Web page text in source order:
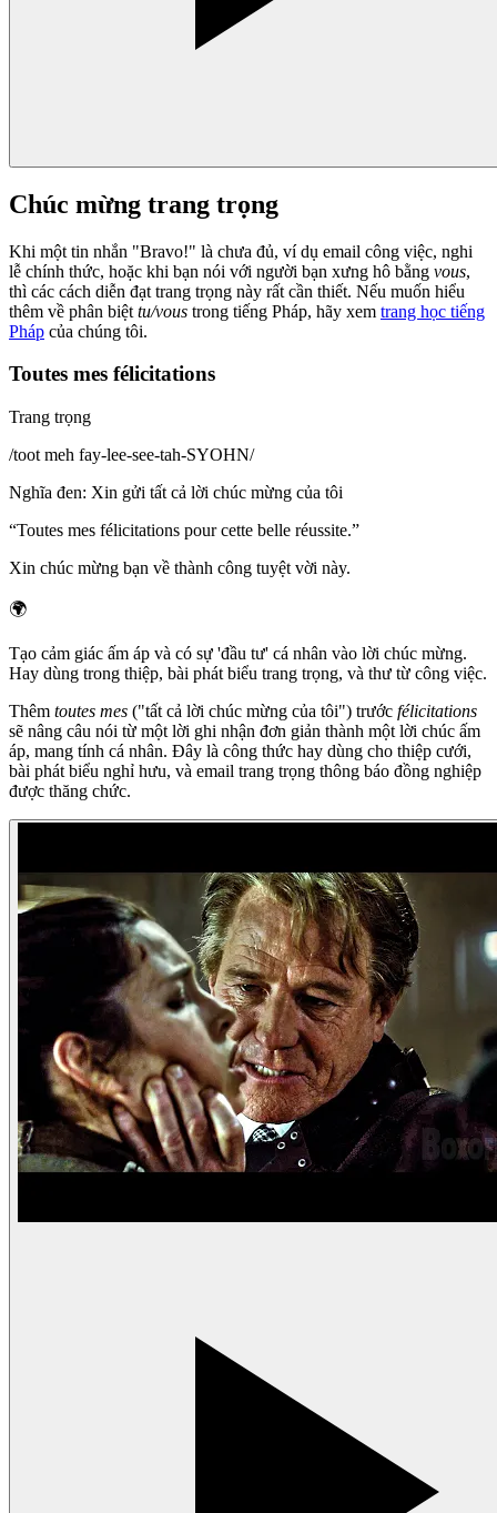
Chúc mừng trang trọng
Khi một tin nhắn "Bravo!" là chưa đủ, ví dụ email công việc, nghi
lễ chính thức, hoặc khi bạn nói với người bạn xưng hô bằng vous,
thì các cách diễn đạt trang trọng này rất cần thiết. Nếu muốn hiểu
thêm về phân biệt tu/vous trong tiếng Pháp, hãy xem trang học tiếng
Pháp của chúng tôi.
Toutes mes félicitations
Trang trọng
/toot meh fay-lee-see-tah-SYOHN/
Nghĩa đen: Xin gửi tất cả lời chúc mừng của tôi
“Toutes mes félicitations pour cette belle réussite.”
Xin chúc mừng bạn về thành công tuyệt vời này.
🌍
Tạo cảm giác ấm áp và có sự 'đầu tư' cá nhân vào lời chúc mừng.
Hay dùng trong thiệp, bài phát biểu trang trọng, và thư từ công việc.
Thêm toutes mes ("tất cả lời chúc mừng của tôi") trước félicitations
sẽ nâng câu nói từ một lời ghi nhận đơn giản thành một lời chúc ấm
áp, mang tính cá nhân. Đây là công thức hay dùng cho thiệp cưới,
bài phát biểu nghỉ hưu, và email trang trọng thông báo đồng nghiệp
được thăng chức.